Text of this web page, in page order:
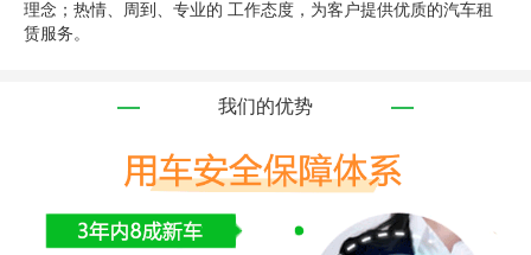
理念；热情、周到、专业的 工作态度，为客户提供优质的汽车租
赁服务。
我们的优势